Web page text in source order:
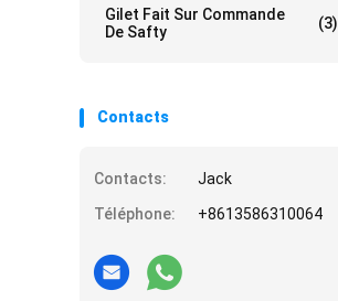
Gilet Fait Sur Commande
De Safty
(3)
Contacts
Contacts:
Jack
Téléphone:
+8613586310064